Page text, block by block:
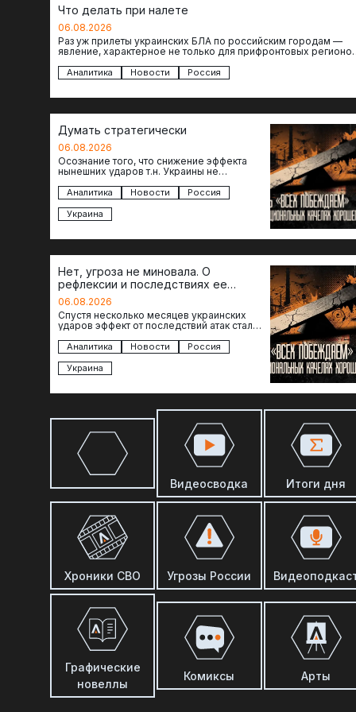
Что делать при налете
06.08.2026
Раз уж прилеты украинских БЛА по российским городам —
явление, характерное не только для прифронтовых
Аналитика Новости Россия
Думать стратегически
06.08.2026
Осознание того, что снижение эффекта
нынешних ударов т.н. Украины не
— повод задаться вопросом: что делать…
Аналитика Новости
Россия
Украина
Нет, угроза не миновала. О
рефлексии и последствиях ее
отсутствия
06.08.2026
Спустя несколько месяцев украинских
ударов эффект от последствий атак стал
коллапса розничной торговли не…
Аналитика Новости
Россия
Украина
Видеосводка Итоги дня
Хроники СВО Угрозы России
Графические
новеллы
Комиксы Арты